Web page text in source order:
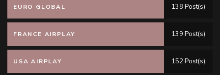
EURO GLOBAL 138 Post(s)
FRANCE AIRPLAY 139 Post(s)
USA AIRPLAY 152 Post(s)